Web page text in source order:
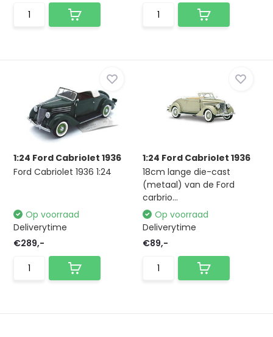
1:24 Ford Cabriolet 1936
Ford Cabriolet 1936 1:24
Op voorraad
Deliverytime
€289,-
1:24 Ford Cabriolet 1936
18cm lange die-cast
(metaal) van de Ford
carbrio...
Op voorraad
Deliverytime
€89,-